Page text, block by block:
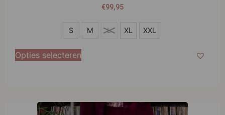
€99,95
M
S M L XL XXL
Opties selecteren